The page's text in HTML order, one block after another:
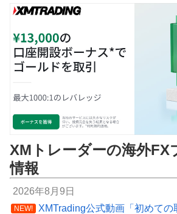
XMトレーダーの海外
情報
2026年8月9日
NEW! XMTrading公式動画「初めての